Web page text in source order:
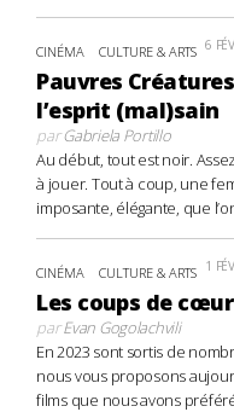
CINÉMA CULTURE & ARTS 6
Pauvres
l’esprit (mal)sain
parGabriela Portillo
Au début, tout est noir.
à jouer. Tout à coup, une
imposante, élégante, que
CINÉMA CULTURE & ARTS 1
Les coups de
parEvan Gogolachvili
En 2023 sont sortis de
nous vous proposons
films que nous avons